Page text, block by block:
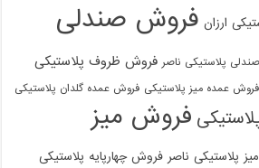
ارزان فروش صندلی
پلاستیکی ناصر فروش ظروف پلاستیکی
فروش عمده میز پلاستیکی فروش عمده گلدان پلاستیکی
فروش میز
پلاستیکی ناصر فروش چهارپایه پلاستیکی